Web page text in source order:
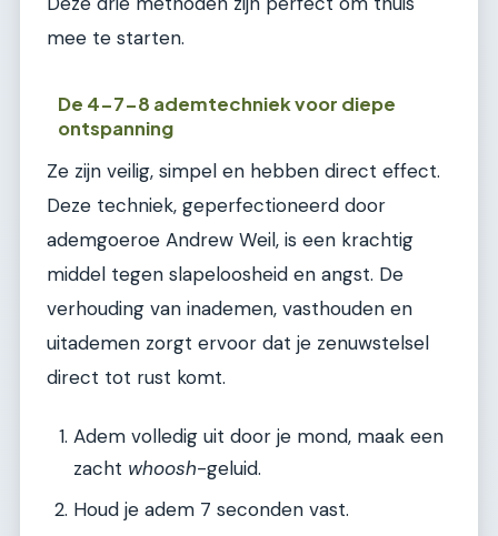
mee te starten.
De 4-7-8 ademtechniek voor diepe
ontspanning
Ze zijn veilig, simpel en hebben direct effect.
Deze techniek, geperfectioneerd door
ademgoeroe Andrew Weil, is een krachtig
middel tegen slapeloosheid en angst. De
verhouding van inademen, vasthouden en
uitademen zorgt ervoor dat je zenuwstelsel
direct tot rust komt.
Adem volledig uit door je mond, maak een
zacht whoosh-geluid.
Houd je adem 7 seconden vast.